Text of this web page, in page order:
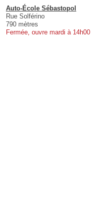
Auto-École Sébastopol
Rue Solférino
790 mètres
Fermée, ouvre mardi à 14h00